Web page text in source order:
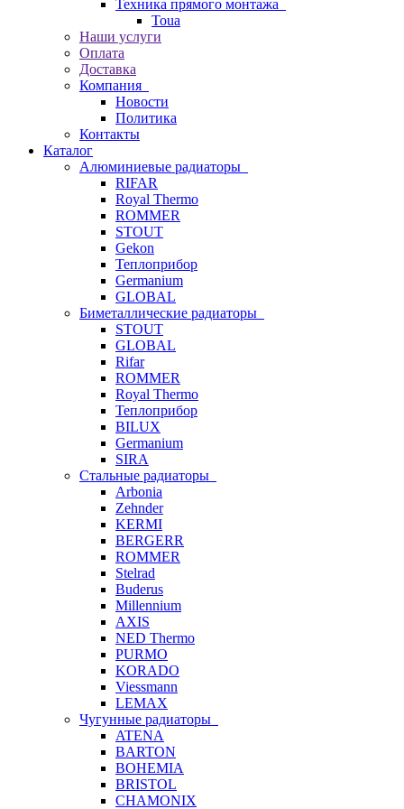
Техника прямого монтажа
Toua
Наши услуги
Оплата
Доставка
Компания
Новости
Политика
Контакты
Каталог
Алюминиевые радиаторы
RIFAR
Royal Thermo
ROMMER
STOUT
Gekon
Теплоприбор
Germanium
GLOBAL
Биметаллические радиаторы
STOUT
GLOBAL
Rifar
ROMMER
Royal Thermo
Теплоприбор
BILUX
Germanium
SIRA
Стальные радиаторы
Arbonia
Zehnder
KERMI
BERGERR
ROMMER
Stelrad
Buderus
Millennium
AXIS
NED Thermo
PURMO
KORADO
Viessmann
LEMAX
Чугунные радиаторы
ATENA
BARTON
BOHEMIA
BRISTOL
CHAMONIX